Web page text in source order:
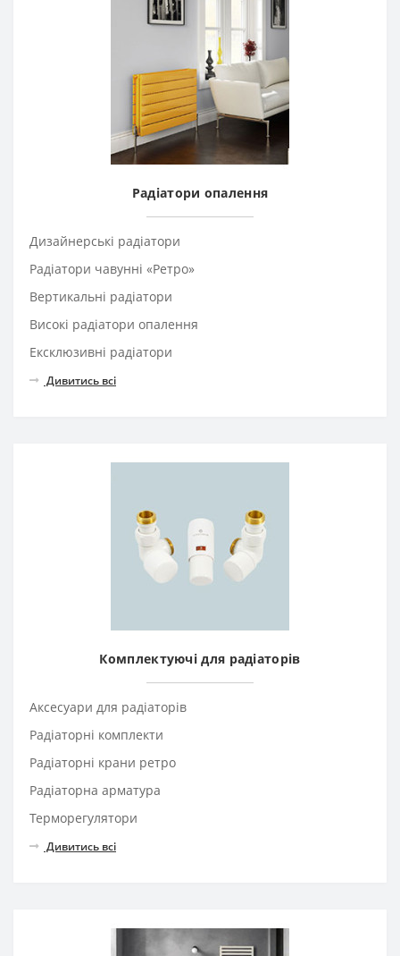
Радіатори опалення
Дизайнерські радіатори
Радіатори чавунні «Ретро»
Вертикальні радіатори
Високі радіатори опалення
Ексклюзивні радіатори
Дивитись всі
Комплектуючі для радіаторів
Аксесуари для радіаторів
Радіаторні комплекти
Радіаторні крани ретро
Радіаторна арматура
Терморегулятори
Дивитись всі